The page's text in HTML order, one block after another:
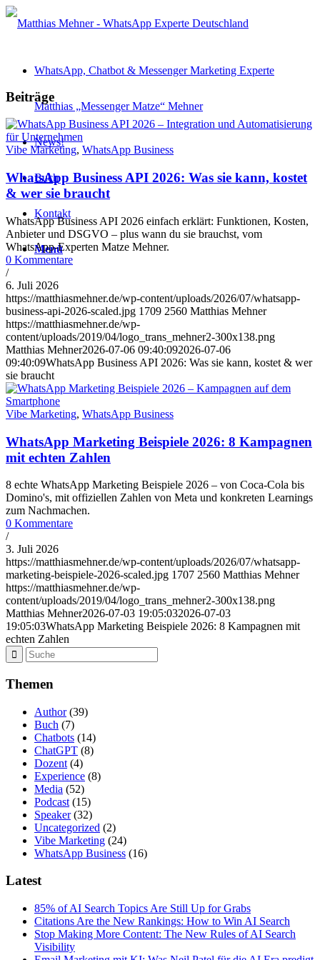
WhatsApp, Chatbot & Messenger Marketing Experte
Matthias „Messenger Matze“ Mehner
News!
Buch
Kontakt
Menü
Beiträge
Vibe Marketing, WhatsApp Business
WhatsApp Business API 2026: Was sie kann, kostet
& wer sie braucht
WhatsApp Business API 2026 einfach erklärt: Funktionen, Kosten,
Anbieter und DSGVO – plus wann du sie brauchst, vom
WhatsApp-Experten Matze Mehner.
0 Kommentare
/
6. Juli 2026
https://matthiasmehner.de/wp-content/uploads/2026/07/whatsapp-
business-api-2026-scaled.jpg 1709 2560 Matthias Mehner
https://matthiasmehner.de/wp-
content/uploads/2019/04/logo_trans_mehner2-300x138.png
Matthias Mehner2026-07-06 09:40:092026-07-06
09:40:09WhatsApp Business API 2026: Was sie kann, kostet & wer
sie braucht
Vibe Marketing, WhatsApp Business
WhatsApp Marketing Beispiele 2026: 8 Kampagnen
mit echten Zahlen
8 echte WhatsApp Marketing Beispiele 2026 – von Coca-Cola bis
Domino's, mit offiziellen Zahlen von Meta und konkreten Learnings
zum Nachmachen.
0 Kommentare
/
3. Juli 2026
https://matthiasmehner.de/wp-content/uploads/2026/07/whatsapp-
marketing-beispiele-2026-scaled.jpg 1707 2560 Matthias Mehner
https://matthiasmehner.de/wp-
content/uploads/2019/04/logo_trans_mehner2-300x138.png
Matthias Mehner2026-07-03 19:05:032026-07-03
19:05:03WhatsApp Marketing Beispiele 2026: 8 Kampagnen mit
echten Zahlen
Themen
Author(39)
Buch (7)
Chatbots (14)
ChatGPT (8)
Dozent (4)
Experience (8)
Media (52)
Podcast (15)
Speaker(32)
Uncategorized (2)
Vibe Marketing (24)
WhatsApp Business (16)
Latest
85% of AI Search Topics Are Still Up for Grabs
Citations Are the New Rankings: How to Win AI Search
Stop Making More Content: The New Rules of AI Search
Visibility